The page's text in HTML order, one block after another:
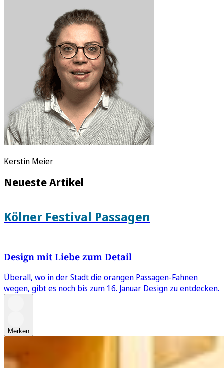
Newsletter
E-Paper
Kerstin Meier
Neueste Artikel
Kölner Festival Passagen
Design mit Liebe zum Detail
Überall, wo in der Stadt die orangen Passagen-Fahnen
wegen, gibt es noch bis zum 16. Januar Design zu entdecken.
Merken